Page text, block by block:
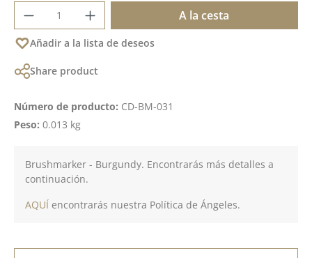
Cantidad del producto: introduce la
A la cesta
Añadir a la lista de deseos
Share product
Número de producto: CD-BM-031
Peso: 0.013 kg
Brushmarker - Burgundy. Encontrarás más detalles a
continuación.
AQUÍ encontrarás nuestra Política de Ángeles.